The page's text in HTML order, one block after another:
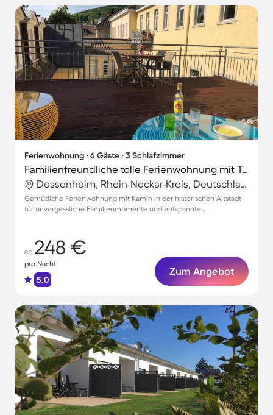
Ferienwohnung ∙ 6 Gäste ∙ 3 Schlafzimmer
Familienfreundliche tolle Ferienwohnung mit Terrasse | Alte Brücke in der Nähe | Stadtblick
Dossenheim, Rhein-Neckar-Kreis, Deutschland
Gemütliche Ferienwohnung mit Kamin in der historischen Altstadt
für unvergessliche Familienmomente und entspannte
ab 248 €
pro Nacht
5.0
Zum Angebot